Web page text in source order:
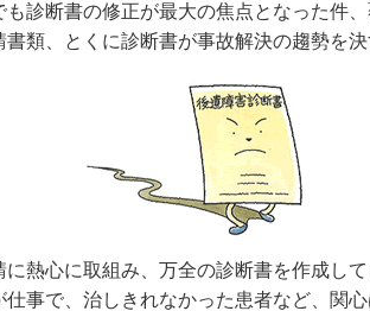
も診断書の修正が最大の焦点となった件
類、とくに診断書が事故解決の趨勢を決
熱心に取組み、万全の診断書を作成し
仕事で、治しきれなかった患者など、関